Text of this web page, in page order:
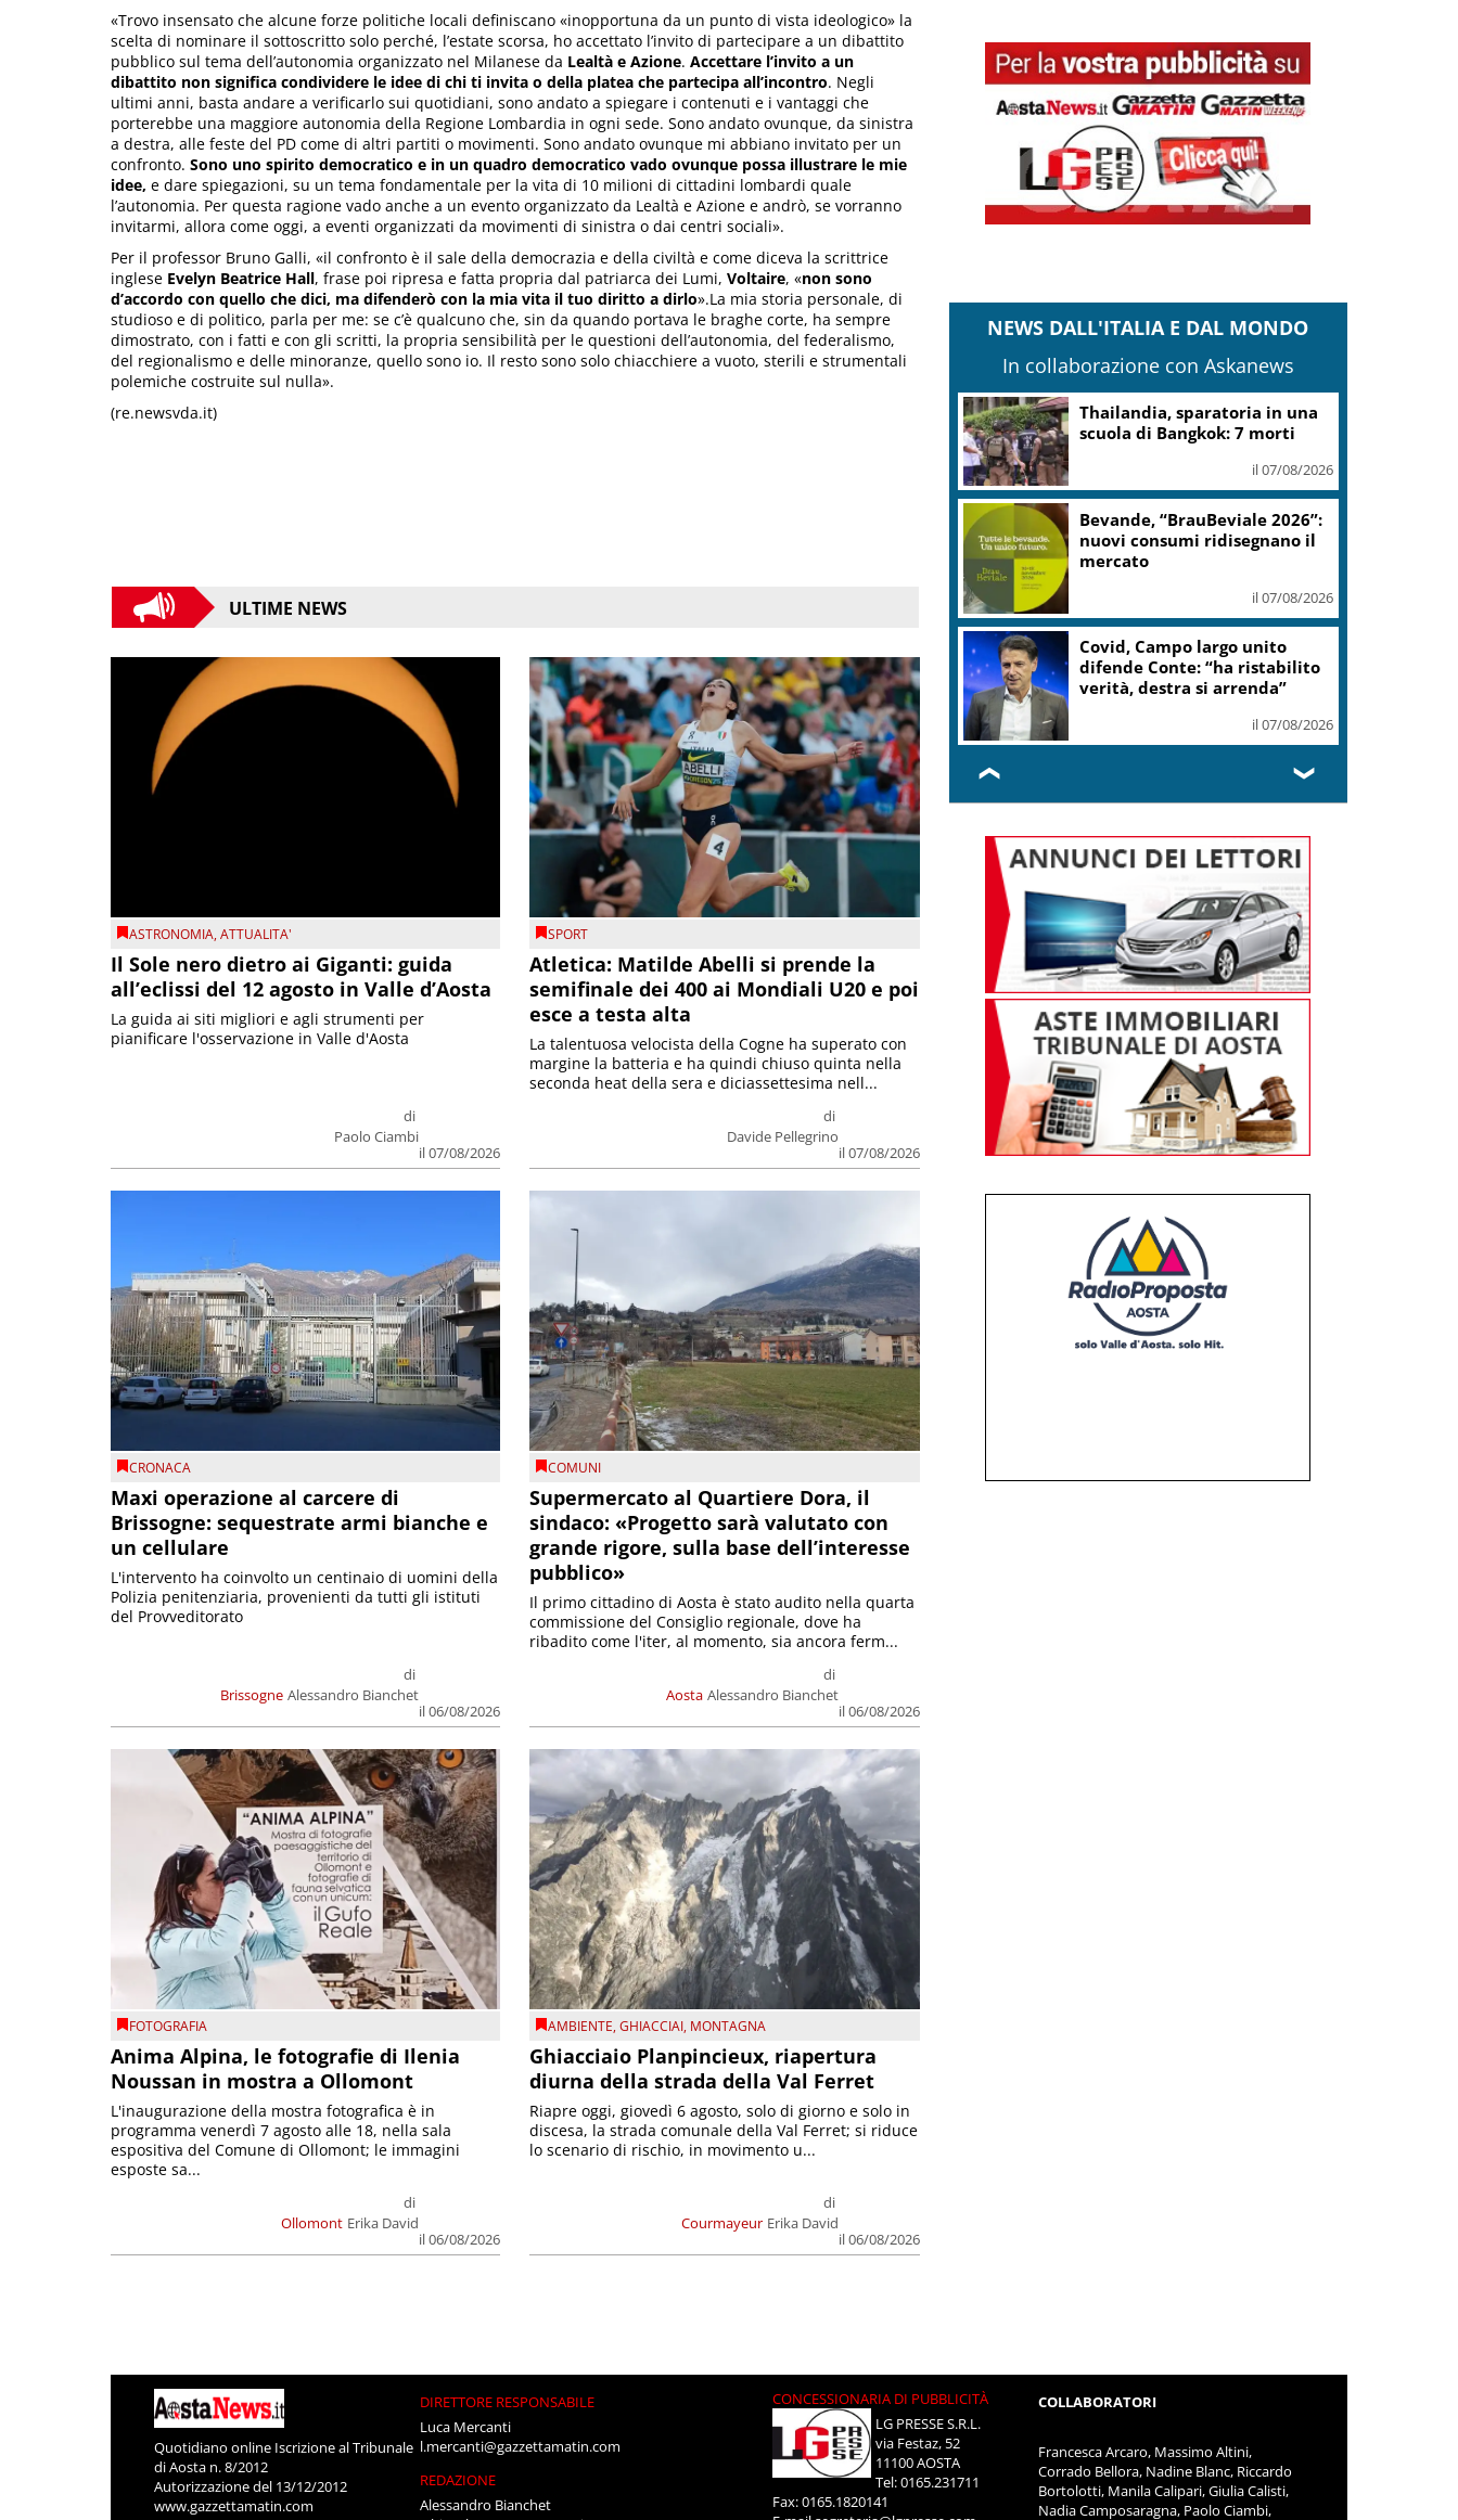
«Trovo insensato che alcune forze politiche locali definiscano «inopportuna da un punto di vista ideologico» la
scelta di nominare il sottoscritto solo perché, l’estate scorsa, ho accettato l’invito di partecipare a un dibattito
pubblico sul tema dell’autonomia organizzato nel Milanese da Lealtà e Azione. Accettare l’invito a un
dibattito non significa condividere le idee di chi ti invita o della platea che partecipa all’incontro. Negli
ultimi anni, basta andare a verificarlo sui quotidiani, sono andato a spiegare i contenuti e i vantaggi che
porterebbe una maggiore autonomia della Regione Lombardia in ogni sede. Sono andato ovunque, da sinistra
a destra, alle feste del PD come di altri partiti o movimenti. Sono andato ovunque mi abbiano invitato per un
confronto. Sono uno spirito democratico e in un quadro democratico vado ovunque possa illustrare le mie
idee, e dare spiegazioni, su un tema fondamentale per la vita di 10 milioni di cittadini lombardi quale
l’autonomia. Per questa ragione vado anche a un evento organizzato da Lealtà e Azione e andrò, se vorranno
invitarmi, allora come oggi, a eventi organizzati da movimenti di sinistra o dai centri sociali».
Per il professor Bruno Galli, «il confronto è il sale della democrazia e della civiltà e come diceva la scrittrice
inglese Evelyn Beatrice Hall, frase poi ripresa e fatta propria dal patriarca dei Lumi, Voltaire, «non sono
d’accordo con quello che dici, ma difenderò con la mia vita il tuo diritto a dirlo».La mia storia personale, di
studioso e di politico, parla per me: se c’è qualcuno che, sin da quando portava le braghe corte, ha sempre
dimostrato, con i fatti e con gli scritti, la propria sensibilità per le questioni dell’autonomia, del federalismo,
del regionalismo e delle minoranze, quello sono io. Il resto sono solo chiacchiere a vuoto, sterili e strumentali
polemiche costruite sul nulla».
(re.newsvda.it)
ULTIME NEWS
ASTRONOMIA,ATTUALITA'
Il Sole nero dietro ai Giganti: guida
all’eclissi del 12 agosto in Valle d’Aosta
di
Paolo Ciambi
il 07/08/2026
La guida ai siti migliori e agli strumenti per
pianificare l'osservazione in Valle d'Aosta
SPORT
Atletica: Matilde Abelli si prende la
semifinale dei 400 ai Mondiali U20 e poi
esce a testa alta
di
Davide Pellegrino
il 07/08/2026
La talentuosa velocista della Cogne ha superato con
margine la batteria e ha quindi chiuso quinta nella
seconda heat della sera e diciassettesima nell...
CRONACA
Maxi operazione al carcere di
Brissogne: sequestrate armi bianche e
un cellulare
Brissogne
di
Alessandro Bianchet
il 06/08/2026
L'intervento ha coinvolto un centinaio di uomini della
Polizia penitenziaria, provenienti da tutti gli istituti
del Provveditorato
COMUNI
Supermercato al Quartiere Dora, il
sindaco: «Progetto sarà valutato con
grande rigore, sulla base dell’interesse
pubblico»
Aosta
di
Alessandro Bianchet
il 06/08/2026
Il primo cittadino di Aosta è stato audito nella quarta
commissione del Consiglio regionale, dove ha
ribadito come l'iter, al momento, sia ancora ferm...
FOTOGRAFIA
Anima Alpina, le fotografie di Ilenia
Noussan in mostra a Ollomont
Ollomont
di
Erika David
il 06/08/2026
L'inaugurazione della mostra fotografica è in
programma venerdì 7 agosto alle 18, nella sala
espositiva del Comune di Ollomont; le immagini
esposte sa...
AMBIENTE,GHIACCIAI, MONTAGNA
Ghiacciaio Planpincieux, riapertura
diurna della strada della Val Ferret
Courmayeur
di
Erika David
il 06/08/2026
Riapre oggi, giovedì 6 agosto, solo di giorno e solo in
discesa, la strada comunale della Val Ferret; si riduce
lo scenario di rischio, in movimento u...
NEWS DALL'ITALIA E DAL MONDO
In collaborazione con Askanews
Thailandia, sparatoria in una
scuola di Bangkok: 7 morti
il 07/08/2026
Bevande, “BrauBeviale 2026”:
nuovi consumi ridisegnano il
mercato
il 07/08/2026
Covid, Campo largo unito
difende Conte: “ha ristabilito
verità, destra si arrenda”
il 07/08/2026
❮ ❯
Quotidiano online Iscrizione al Tribunale
di Aosta n. 8/2012
Autorizzazione del 13/12/2012
www.gazzettamatin.com
DIRETTORE RESPONSABILE
Luca Mercanti
l.mercanti@gazzettamatin.com
REDAZIONE
Alessandro Bianchet
CONCESSIONARIA DI PUBBLICITÀ
LG PRESSE S.R.L.
via Festaz, 52
11100 AOSTA
Tel: 0165.231711
Fax: 0165.1820141
COLLABORATORI
Francesca Arcaro, Massimo Altini,
Corrado Bellora, Nadine Blanc, Riccardo
Bortolotti, Manila Calipari, Giulia Calisti,
Nadia Camposaragna, Paolo Ciambi,